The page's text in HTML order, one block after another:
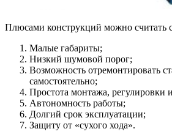
Плюсами конструкций можно считать
Малые габариты;
Низкий шумовой порог;
Возможность отремонтировать
самостоятельно;
Простота монтажа, регулировки
Автономность работы;
Долгий срок эксплуатации;
Защиту от «сухого хода».